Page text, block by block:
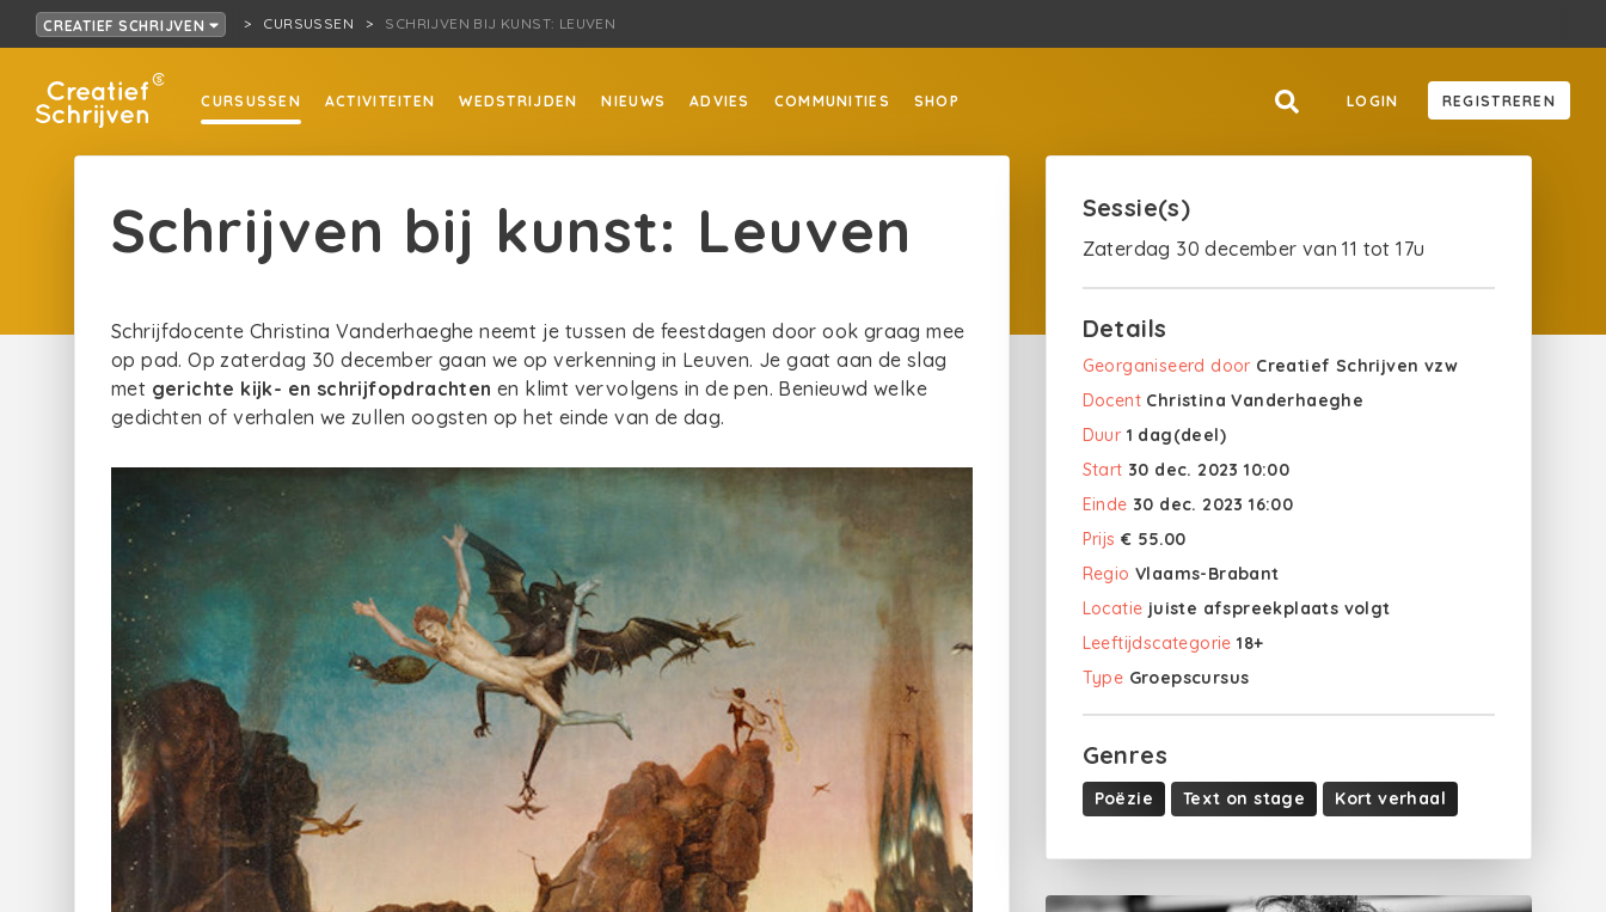
CREATIEF SCHRIJVEN CURSUSSEN SCHRIJVEN BIJ KUNST: LEUVEN
CURSUSSEN ACTIVITEITEN WEDSTRIJDEN NIEUWS ADVIES COMMUNITIES SHOP LOGIN REGISTREREN
Schrijven bij kunst: Leuven
Schrijfdocente Christina Vanderhaeghe neemt je tussen de feestdagen door ook graag mee
op pad. Op zaterdag 30 december gaan we op verkenning in Leuven. Je gaat aan de slag
met gerichte kijk- en schrijfopdrachten en klimt vervolgens in de pen. Benieuwd welke
gedichten of verhalen we zullen oogsten op het einde van de dag.
Sessie(s)
Zaterdag 30 december van 11 tot 17u
Details
Georganiseerd door Creatief Schrijven vzw
Docent Christina Vanderhaeghe
Duur 1 dag(deel)
Start 30 dec. 2023 10:00
Einde 30 dec. 2023 16:00
Prijs € 55.00
Regio Vlaams-Brabant
Locatie juiste afspreekplaats volgt
Leeftijdscategorie 18+
Type Groepscursus
Genres
Poëzie Text on stage Kort verhaal